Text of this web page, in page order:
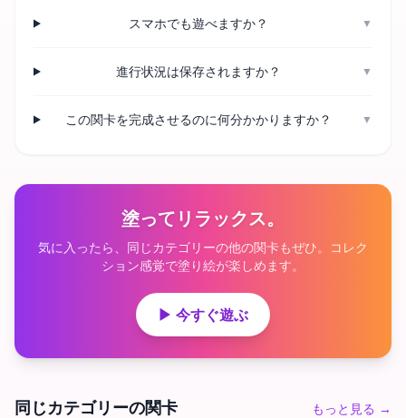
スマホでも遊べますか？ ▼
進行状況は保存されますか？ ▼
この関卡を完成させるのに何分かかりますか？ ▼
塗ってリラックス。
気に入ったら、同じカテゴリーの他の関卡もぜひ。コレク
ション感覚で塗り絵が楽しめます。
▶ 今すぐ遊ぶ
同じカテゴリーの関卡 もっと見る →